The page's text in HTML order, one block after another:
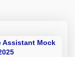
Assistant Mock